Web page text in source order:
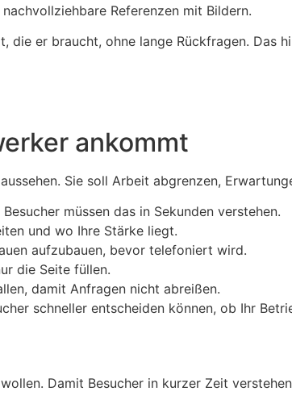
Referenzen mit Bildern.
er braucht, ohne lange Rückfragen. Das
ankommt
Sie soll Arbeit abgrenzen,
müssen das in Sekunden verstehen.
und wo Ihre Stärke liegt.
aufzubauen, bevor telefoniert wird.
die Seite füllen.
damit Anfragen nicht abreißen.
schneller entscheiden können, ob Ihr
Damit Besucher in kurzer Zeit